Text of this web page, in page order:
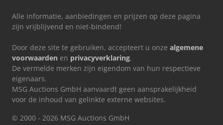
Alle informatie, aanbiedingen en prijzen op deze pagina
zijn vrijblijvend en niet-bindend!
Door deze site te gebruiken, accepteert u onze algemene
voorwaarden en privacyverklaring.
De vermelde merken zijn eigendom van hun respectieve
eigenaars.
MSG Auctions GmbH aanvaardt geen aansprakelijkheid
voor de inhoud van gelinkte externe websites.
© 2000 - 2026 MSG Auctions GmbH